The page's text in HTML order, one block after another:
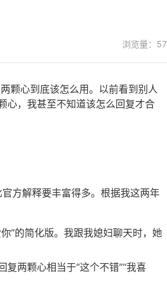
浏览量：57
颗心到底该怎么用。以前看到别人
心，我甚至不知道该怎么回复才合
方解释要丰富得多。根据我这两年
”的简化版。我跟我媳妇聊天时，她
两颗心相当于“这个不错”“我喜